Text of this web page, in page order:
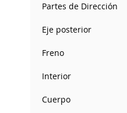
Partes de Dirección
Eje posterior
Freno
Interior
Cuerpo